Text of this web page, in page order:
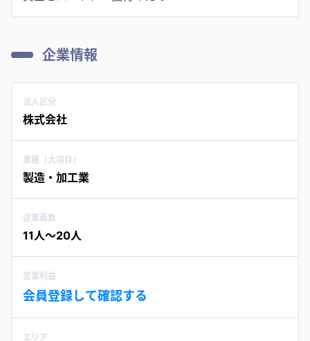
企業情報
法人区分
株式会社
業種（大項目）
製造・加工業
従業員数
11人〜20人
営業利益
会員登録して確認する
エリア